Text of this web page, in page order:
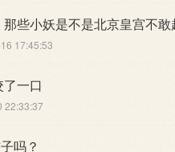
那些小妖是不是北京皇宫不
17:45:53
一口
22:33:37
吗？